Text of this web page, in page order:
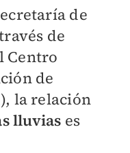
de
de
Centro
de
la relación
lluvias es